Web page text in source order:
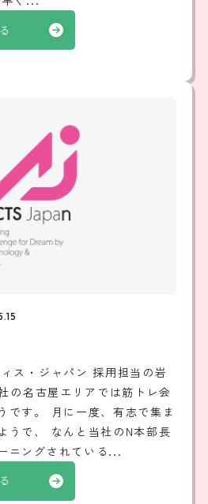
ス・ジャパン 採用担当の岩
名古屋エリアでは筋トレ会
です。 月に一度、有志で集ま
うで、 なんと当社のN本部長
ニングされている...